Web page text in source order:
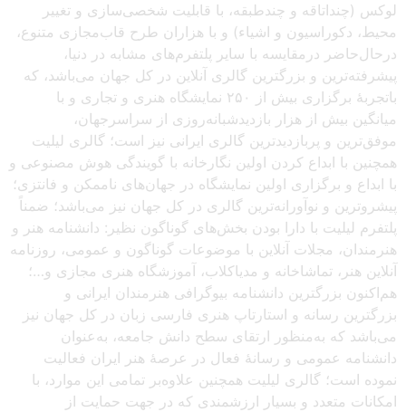
لوکس (چنداتاقه و چندطبقه، با قابلیت شخصی‌سازی و تغییر
محیط، دکوراسیون و اشیاء) و با هزاران طرح قاب‌مجازی متنوع،
درحال‌حاضر درمقایسه با سایر پلتفرم‌های مشابه در دنیا،
پیشرفته‌ترین و بزرگترین گالری آنلاین در کل جهان می‌باشد، که
باتجربهٔ برگزاری بیش از ۲۵۰ نمایشگاه هنری و تجاری و با
میانگین بیش از هزار بازدیدشبانه‌روزی از سراسرجهان،
موفق‌ترین و پربازدیدترین گالری ایرانی نیز است؛ گالری لیلیت
همچنین با ابداع کردن اولین نگارخانه با گویندگی هوش مصنوعی و
با ابداع و برگزاری اولین نمایشگاه در جهان‌های ناممکن و فانتزی؛
پیشروترین و نوآورانه‌ترین گالری در کل جهان نیز می‌باشد؛ ضمناً
پلتفرم لیلیت با دارا بودن بخش‌های گوناگون نظیر: دانشنامه هنر و
هنرمندان، مجلات آنلاین با موضوعات گوناگون و عمومی، روزنامه
آنلاین هنر، تماشاخانه و مدیاکلاب، آموزشگاه هنری مجازی و…؛
هم‌اکنون بزرگترین دانشنامه بیوگرافی هنرمندان ایرانی و
بزرگترین رسانه و استارتاپ هنری فارسی زبان در کل جهان نیز
می‌باشد که به‌منظور ارتقای سطح دانش جامعه، به‌عنوان
دانشنامه عمومی و رسانهٔ فعال در عرصهٔ هنر ایران فعالیت
نموده است؛ گالری لیلیت همچنین علاوه‌بر تمامی این موارد، با
امکانات متعدد و بسیار ارزشمندی که در جهت حمایت از